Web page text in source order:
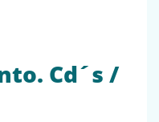
Cd´s /